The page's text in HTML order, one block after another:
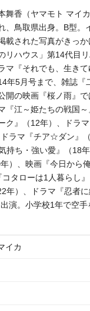
舞香（ヤマモト マイ
、鳥取県出身。B型。
載された写真がきっ
リハウス」第14代目
マ『それでも、生き
年5月号まで、雑誌『
開の映画『桜ノ雨』
『江～姫たちの戦国
ク』（12年）、ドラ
ラマ『チア☆ダン』
持ち・強い愛』（18
）、映画『今日から
タローは1人暮らし
年）、ドラマ『忍者
演。小学校1年で空手
イカ